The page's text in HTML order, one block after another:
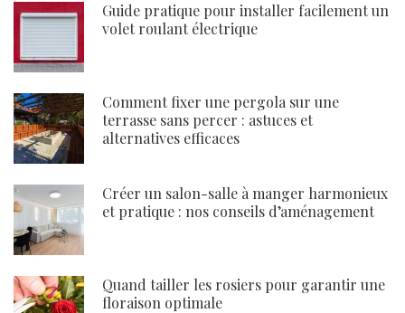
Guide pratique pour installer facilement un
volet roulant électrique
Comment fixer une pergola sur une
terrasse sans percer : astuces et
alternatives efficaces
Créer un salon-salle à manger harmonieux
et pratique : nos conseils d’aménagement
Quand tailler les rosiers pour garantir une
floraison optimale